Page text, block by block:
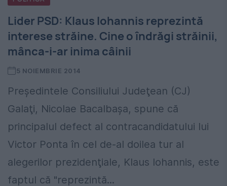
Lider PSD: Klaus Iohannis reprezintă
interese străine. Cine o îndrăgi străinii,
mânca-i-ar inima câinii
5 NOIEMBRIE 2014
Preşedintele Consiliului Judeţean (CJ)
Galaţi, Nicolae Bacalbaşa, spune că
principalul defect al contracandidatului lui
Victor Ponta în cel de-al doilea tur al
alegerilor prezidenţiale, Klaus Iohannis, este
faptul că "reprezintă...